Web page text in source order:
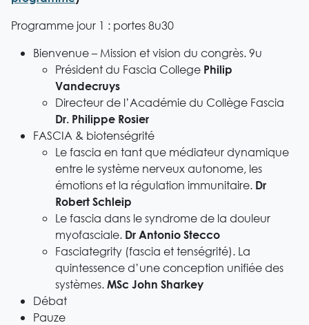
Programme jour 1 : portes 8u30
Bienvenue – Mission et vision du congrès. 9u
Président du Fascia College Philip
Vandecruys
Directeur de l’Académie du Collège Fascia
Dr. Philippe Rosier
FASCIA & biotenségrité
Le fascia en tant que médiateur dynamique
entre le système nerveux autonome, les
émotions et la régulation immunitaire. Dr
Robert Schleip
Le fascia dans le syndrome de la douleur
myofasciale. Dr Antonio Stecco
Fasciategrity (fascia et tenségrité). La
quintessence d’une conception unifiée des
systèmes. MSc John Sharkey
Débat
Pauze